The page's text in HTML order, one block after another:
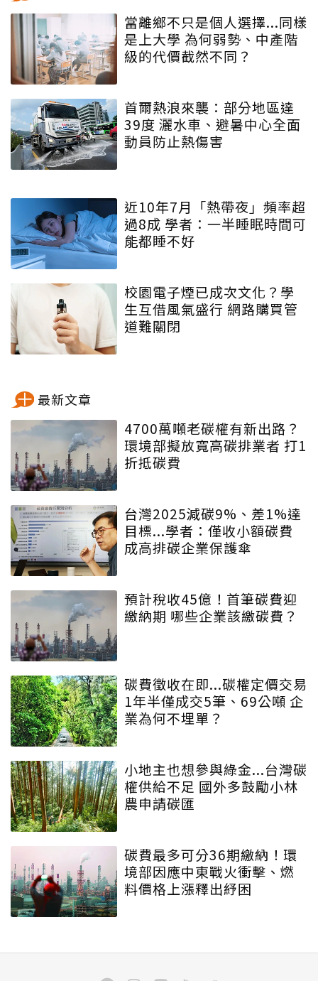
當離鄉不只是個人選擇...同樣
是上大學 為何弱勢、中產階
級的代價截然不同？
首爾熱浪來襲：部分地區達
39度 灑水車、避暑中心全面
動員防止熱傷害
近10年7月「熱帶夜」頻率超
過8成 學者：一半睡眠時間可
能都睡不好
校園電子煙已成次文化？學
生互借風氣盛行 網路購買管
道難關閉
最新文章
4700萬噸老碳權有新出路？
環境部擬放寬高碳排業者 打1
折抵碳費
台灣2025減碳9%、差1%達
目標...學者：僅收小額碳費
成高排碳企業保護傘
預計稅收45億！首筆碳費迎
繳納期 哪些企業該繳碳費？
碳費徵收在即...碳權定價交易
1年半僅成交5筆、69公噸 企
業為何不埋單？
小地主也想參與綠金...台灣碳
權供給不足 國外多鼓勵小林
農申請碳匯
碳費最多可分36期繳納！環
境部因應中東戰火衝擊、燃
料價格上漲釋出紓困